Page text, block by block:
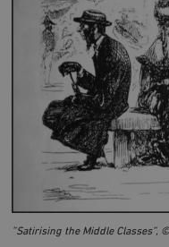
”Satirising the Middle Classes”,